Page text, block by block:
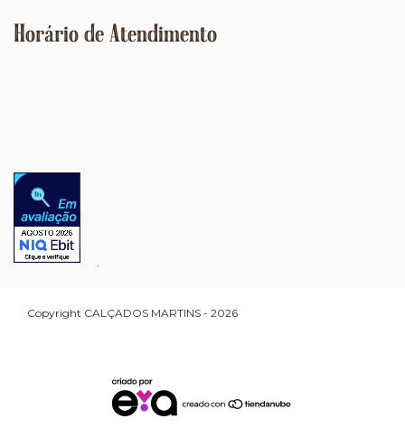
Horário de Atendimento
Copyright CALÇADOS MARTINS - 2026